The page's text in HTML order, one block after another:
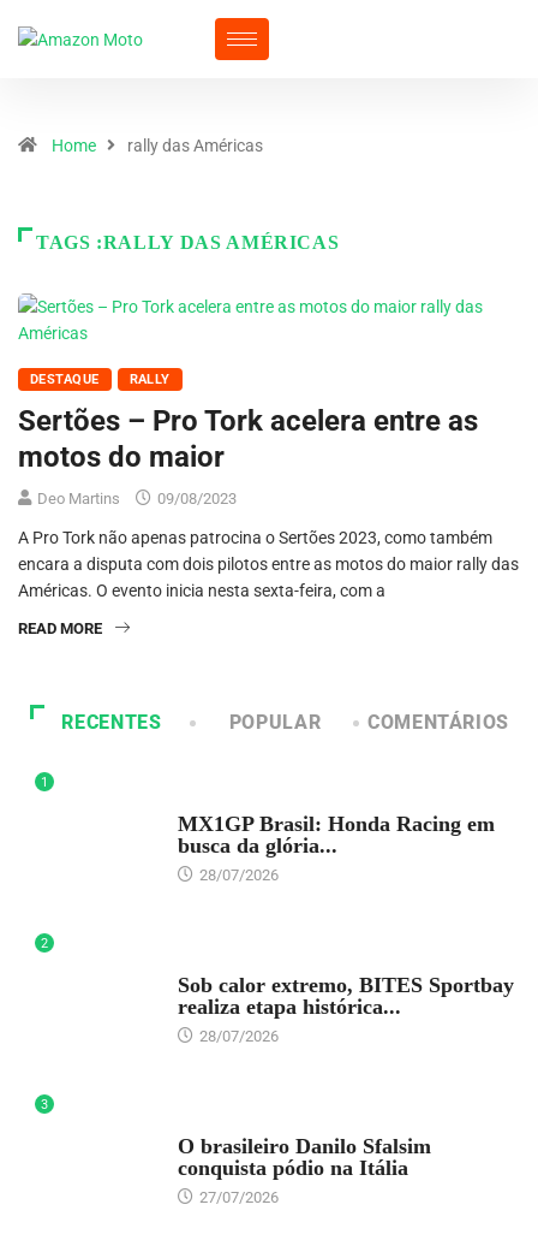
Home rally das Américas
TAGS :RALLY DAS AMÉRICAS
DESTAQUE RALLY
Sertões – Pro Tork acelera entre as
motos do maior
Deo Martins 09/08/2023
A Pro Tork não apenas patrocina o Sertões 2023, como também
encara a disputa com dois pilotos entre as motos do maior rally das
Américas. O evento inicia nesta sexta-feira, com a
READ MORE
RECENTES POPULAR COMENTÁRIOS
1
MX1GP Brasil: Honda Racing em
busca da glória...
28/07/2026
2
Sob calor extremo, BITES Sportbay
realiza etapa histórica...
28/07/2026
3
O brasileiro Danilo Sfalsim
conquista pódio na Itália
27/07/2026